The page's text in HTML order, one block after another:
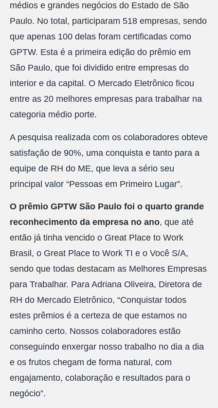
médios e grandes negócios do Estado de São
Paulo. No total, participaram 518 empresas, sendo
que apenas 100 delas foram certificadas como
GPTW. Esta é a primeira edição do prêmio em
São Paulo, que foi dividido entre empresas do
interior e da capital. O Mercado Eletrônico ficou
entre as 20 melhores empresas para trabalhar na
categoria médio porte.
A pesquisa realizada com os colaboradores obteve
satisfação de 90%, uma conquista e tanto para a
equipe de RH do ME, que leva a sério seu
principal valor “Pessoas em Primeiro Lugar”.
O prêmio GPTW São Paulo foi o quarto grande
reconhecimento da empresa no ano, que até
então já tinha vencido o Great Place to Work
Brasil, o Great Place to Work TI e o Você S/A,
sendo que todas destacam as Melhores Empresas
para Trabalhar. Para Adriana Oliveira, Diretora de
RH do Mercado Eletrônico, “Conquistar todos
estes prêmios é a certeza de que estamos no
caminho certo. Nossos colaboradores estão
conseguindo enxergar nosso trabalho no dia a dia
e os frutos chegam de forma natural, com
engajamento, colaboração e resultados para o
negócio”.